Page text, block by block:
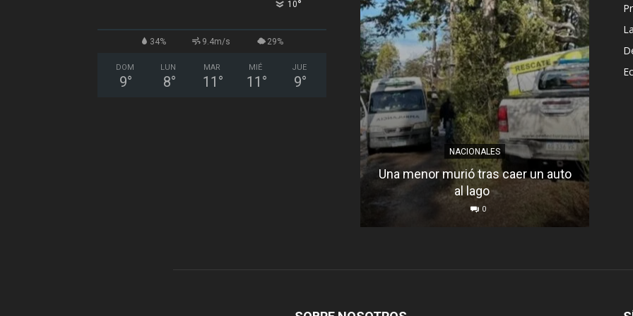
10°
34% 9.4m/s 29%
DOM
9°
LUN
8°
MAR
11 °
MIÉ
11 °
JUE
9°
NACIONALES
Una menor murió tras caer un auto
al lago
0